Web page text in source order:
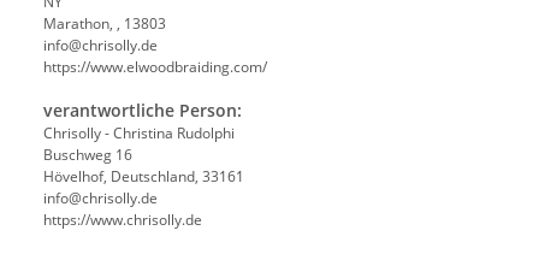
Marathon, , 13803
info@chrisolly.de
https://www.elwoodbraiding.com/
verantwortliche Person:
Chrisolly - Christina Rudolphi
Buschweg 16
Hövelhof, Deutschland, 33161
info@chrisolly.de
https://www.chrisolly.de